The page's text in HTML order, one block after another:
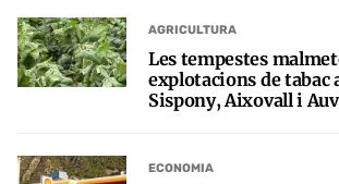
AGRICULTURA
Les tempestes
explotacions de tabac
Sispony, Aixovall i
ECONOMIA